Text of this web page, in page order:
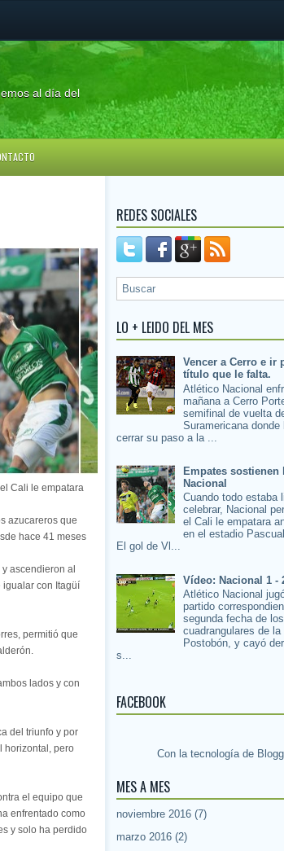
al día del
Cali le empatara
azucareros que
hace 41 meses
ascendieron al
igualar con Itagüí
permitió que
lados y con
del triunfo y por
horizontal, pero
el equipo que
enfrentado como
y solo ha perdido
REDES SOCIALES
LO + LEIDO DEL MES
Vencer a Cerro e ir
título que le falta.
Atlético Nacional
mañana a Cerro
semifinal de vuelta
Suramericana donde
cerrar su paso a la ...
Empates sostienen
Nacional
Cuando todo estaba
celebrar, Nacional
el Cali le empatara
en el estadio
El gol de Vl...
Vídeo: Nacional 1 -
Atlético Nacional
partido
segunda fecha de los
cuadrangulares de la
Postobón, y cayó
s...
FACEBOOK
Con la tecnología de
MES A MES
noviembre 2016 (7)
marzo 2016 (2)